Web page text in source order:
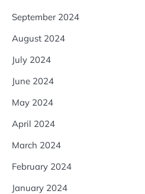
September 2024
August 2024
July 2024
June 2024
May 2024
April 2024
March 2024
February 2024
January 2024